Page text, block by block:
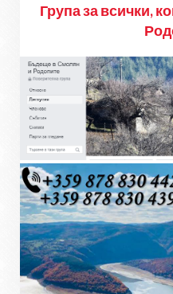
Група за всички,